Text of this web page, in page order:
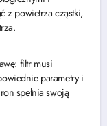
z powietrza cząstki,
filtr musi
parametry i
spełnia swoją